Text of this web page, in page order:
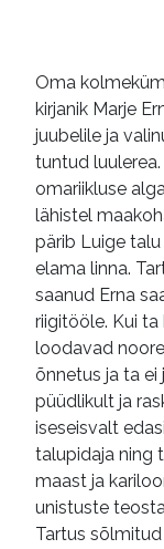
Oma
kirjanik Marje
juubelile ja
tuntud
omariikluse
lähistel
pärib Luige
elama linna.
saanud Erna
riigitööle. Kui ta
loodavad
õnnetus ja ta
püüdlikult ja
iseseisvalt
talupidaja ning
maast ja
unistuste
Tartus